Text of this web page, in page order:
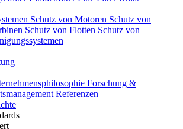
Schutz von Motoren Schutz von
Schutz von Flotten Schutz von
Forschung &
Referenzen